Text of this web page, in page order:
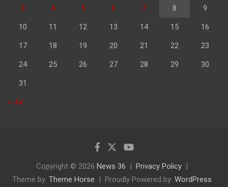
3 4 5 6 7 8 9
10 11 12 13 14 15 16
17 18 19 20 21 22 23
24 25 26 27 28 29 30
31
« Jul
Copyright © 2026 News 36
Privacy Policy
Theme by: Theme Horse Proudly Powered by: WordPress